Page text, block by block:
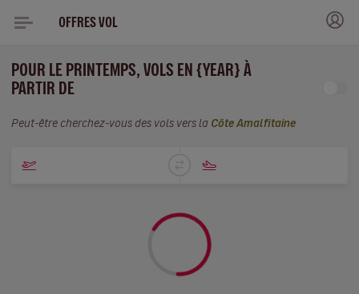
OFFRES VOL
POUR LE PRINTEMPS, VOLS EN {YEAR} À
PARTIR DE
Peut-être cherchez-vous des vols vers la Côte Amalfitaine